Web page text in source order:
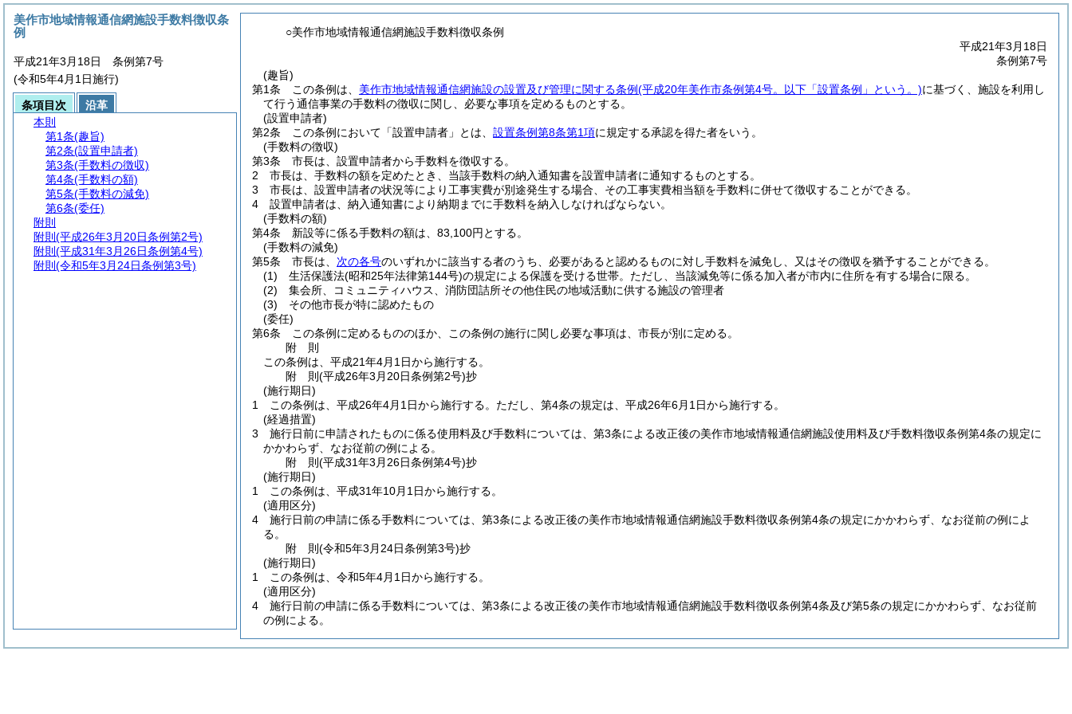
○美作市地域情報通信網施設手数料徴収条例
平成21年3月18日
条例第7号
(趣旨)
第1条
この条例は、 美作市地域情報通信網施設の設置及び管理に関する条例(平成20年美作市条例第4号。以下「設置条例」という。)に基づく、施設を利用し
て行う通信事業の手数料の徴収に関し、必要な事項を定めるものとする。
(設置申請者)
第2条
この条例において「設置申請者」とは、 設置条例第8条第1項に規定する承認を得た者をいう。
(手数料の徴収)
第3条
市長は、設置申請者から手数料を徴収する。
2
市長は、手数料の額を定めたとき、当該手数料の納入通知書を設置申請者に通知するものとする。
3
市長は、設置申請者の状況等により工事実費が別途発生する場合、その工事実費相当額を手数料に併せて徴収することができる。
4
設置申請者は、納入通知書により納期までに手数料を納入しなければならない。
(手数料の額)
第4条
新設等に係る手数料の額は、83,100円とする。
(手数料の減免)
第5条
市長は、 次の各号のいずれかに該当する者のうち、必要があると認めるものに対し手数料を減免し、又はその徴収を猶予することができる。
(1)
生活保護法(昭和25年法律第144号)の規定による保護を受ける世帯。 ただし、当該減免等に係る加入者が市内に住所を有する場合に限る。
(2)
集会所、コミュニティハウス、消防団詰所その他住民の地域活動に供する施設の管理者
(3)
その他市長が特に認めたもの
(委任)
第6条
この条例に定めるもののほか、この条例の施行に関し必要な事項は、市長が別に定める。
附 則
この条例は、平成21年4月1日から施行する。
附 則(平成26年3月20日条例第2号)抄
(施行期日)
1
この条例は、平成26年4月1日から施行する。 ただし、第4条の規定は、平成26年6月1日から施行する。
(経過措置)
3
施行日前に申請されたものに係る使用料及び手数料については、第3条による改正後の美作市地域情報通信網施設使用料及び手数料徴収条例第4条の規定に
かかわらず、なお従前の例による。
附 則(平成31年3月26日条例第4号)抄
(施行期日)
1
この条例は、平成31年10月1日から施行する。
(適用区分)
4
施行日前の申請に係る手数料については、第3条による改正後の美作市地域情報通信網施設手数料徴収条例第4条の規定にかかわらず、なお従前の例によ
る。
附 則(令和5年3月24日条例第3号)抄
(施行期日)
1
この条例は、令和5年4月1日から施行する。
(適用区分)
4
施行日前の申請に係る手数料については、第3条による改正後の美作市地域情報通信網施設手数料徴収条例第4条及び第5条の規定にかかわらず、なお従前
の例による。
美作市地域情報通信網施設手数料徴収条
例
平成21年3月18日 条例第7号
(令和5年4月1日施行)
条項目次
沿革
本則
第1条(趣旨)
第2条(設置申請者)
第3条(手数料の徴収)
第4条(手数料の額)
第5条(手数料の減免)
第6条(委任)
附則
附則 (平成26年3月20日条例第2号)
附則 (平成31年3月26日条例第4号)
附則 (令和5年3月24日条例第3号)